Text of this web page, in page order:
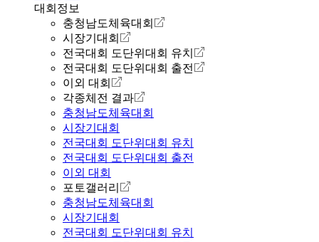
대회정보
충청남도체육대회
시장기대회
전국대회 도단위대회 유치
전국대회 도단위대회 출전
이외 대회
각종체전 결과
충청남도체육대회
시장기대회
전국대회 도단위대회 유치
전국대회 도단위대회 출전
이외 대회
포토갤러리
충청남도체육대회
시장기대회
전국대회 도단위대회 유치